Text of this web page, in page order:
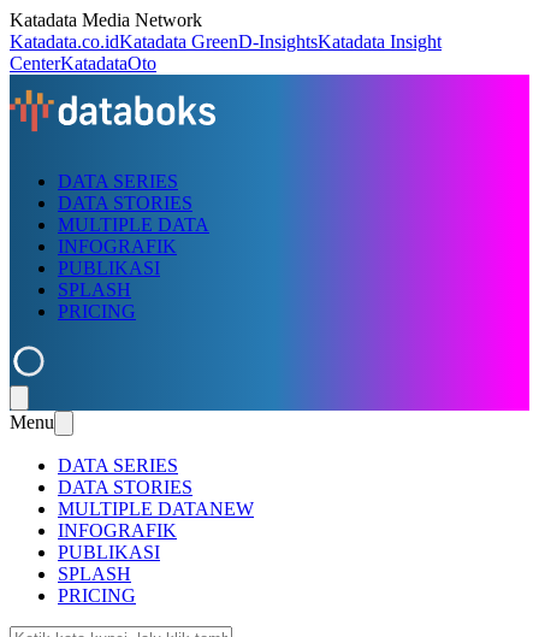
Katadata Media Network
Katadata.co.idKatadata GreenD-InsightsKatadata Insight
CenterKatadataOto
DATA SERIES
DATA STORIES
MULTIPLE DATA
INFOGRAFIK
PUBLIKASI
SPLASH
PRICING
Menu
DATA SERIES
DATA STORIES
MULTIPLE DATANEW
INFOGRAFIK
PUBLIKASI
SPLASH
PRICING